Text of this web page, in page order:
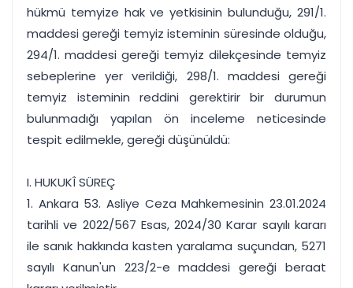
hükmü temyize hak ve yetkisinin bulunduğu, 291/1.
maddesi gereği temyiz isteminin süresinde olduğu,
294/1. maddesi gereği temyiz dilekçesinde temyiz
sebeplerine yer verildiği, 298/1. maddesi gereği
temyiz isteminin reddini gerektirir bir durumun
bulunmadığı yapılan ön inceleme neticesinde
tespit edilmekle, gereği düşünüldü:
I. HUKUKÎ SÜREÇ
1. Ankara 53. Asliye Ceza Mahkemesinin 23.01.2024
tarihli ve 2022/567 Esas, 2024/30 Karar sayılı kararı
ile sanık hakkında kasten yaralama suçundan, 5271
sayılı Kanun'un 223/2-e maddesi gereği beraat